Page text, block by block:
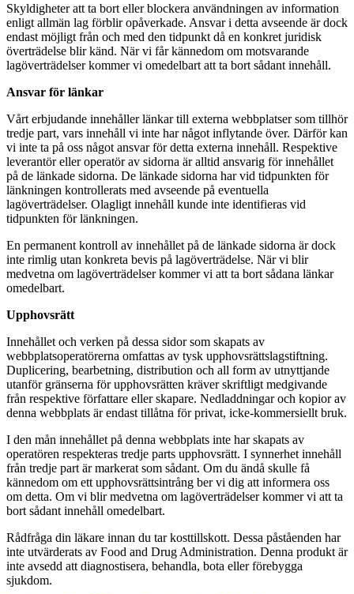
Skyldigheter att ta bort eller blockera användningen av information
enligt allmän lag förblir opåverkade. Ansvar i detta avseende är dock
endast möjligt från och med den tidpunkt då en konkret juridisk
överträdelse blir känd. När vi får kännedom om motsvarande
lagöverträdelser kommer vi omedelbart att ta bort sådant innehåll.
Ansvar för länkar
Vårt erbjudande innehåller länkar till externa webbplatser som tillhör
tredje part, vars innehåll vi inte har något inflytande över. Därför kan
vi inte ta på oss något ansvar för detta externa innehåll. Respektive
leverantör eller operatör av sidorna är alltid ansvarig för innehållet
på de länkade sidorna. De länkade sidorna har vid tidpunkten för
länkningen kontrollerats med avseende på eventuella
lagöverträdelser. Olagligt innehåll kunde inte identifieras vid
tidpunkten för länkningen.
En permanent kontroll av innehållet på de länkade sidorna är dock
inte rimlig utan konkreta bevis på lagöverträdelse. När vi blir
medvetna om lagöverträdelser kommer vi att ta bort sådana länkar
omedelbart.
Upphovsrätt
Innehållet och verken på dessa sidor som skapats av
webbplatsoperatörerna omfattas av tysk upphovsrättslagstiftning.
Duplicering, bearbetning, distribution och all form av utnyttjande
utanför gränserna för upphovsrätten kräver skriftligt medgivande
från respektive författare eller skapare. Nedladdningar och kopior av
denna webbplats är endast tillåtna för privat, icke-kommersiellt bruk.
I den mån innehållet på denna webbplats inte har skapats av
operatören respekteras tredje parts upphovsrätt. I synnerhet innehåll
från tredje part är markerat som sådant. Om du ändå skulle få
kännedom om ett upphovsrättsintrång ber vi dig att informera oss
om detta. Om vi blir medvetna om lagöverträdelser kommer vi att ta
bort sådant innehåll omedelbart.
Rådfråga din läkare innan du tar kosttillskott. Dessa påståenden har
inte utvärderats av Food and Drug Administration. Denna produkt är
inte avsedd att diagnostisera, behandla, bota eller förebygga
sjukdom.